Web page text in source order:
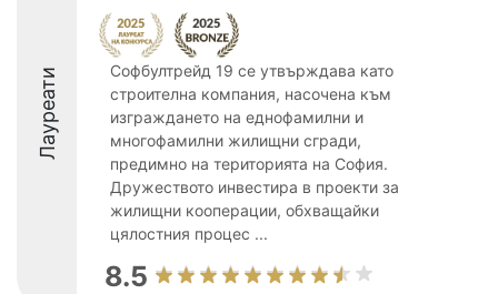
Лауреати
Софбултрейд 19 се утвърждава като
строителна компания, насочена към
изграждането на еднофамилни и
многофамилни жилищни сгради,
предимно на територията на София.
Дружеството инвестира в проекти за
жилищни кооперации, обхващайки
цялостния процес ...
8.5